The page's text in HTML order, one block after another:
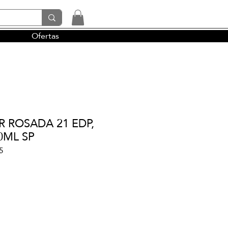
y la perfumería árabe
Ofertas
ROSADA 21 EDP,
SP